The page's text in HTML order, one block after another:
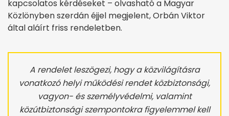
kapcsolatos kérdéseket – olvasható a Magyar
Közlönyben szerdán éjjel megjelent, Orbán Viktor
által aláírt friss rendeletben.
A rendelet leszögezi, hogy a közvilágításra
vonatkozó helyi működési rendet közbiztonsági,
vagyon- és személyvédelmi, valamint
közútbiztonsági szempontokra figyelemmel kell